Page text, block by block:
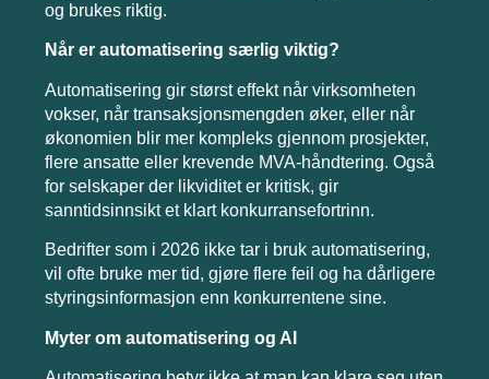
og brukes riktig.
Når er automatisering særlig viktig?
Automatisering gir størst effekt når virksomheten
vokser, når transaksjonsmengden øker, eller når
økonomien blir mer kompleks gjennom prosjekter,
flere ansatte eller krevende MVA-håndtering. Også
for selskaper der likviditet er kritisk, gir
sanntidsinnsikt et klart konkurransefortrinn.
Bedrifter som i 2026 ikke tar i bruk automatisering,
vil ofte bruke mer tid, gjøre flere feil og ha dårligere
styringsinformasjon enn konkurrentene sine.
Myter om automatisering og AI